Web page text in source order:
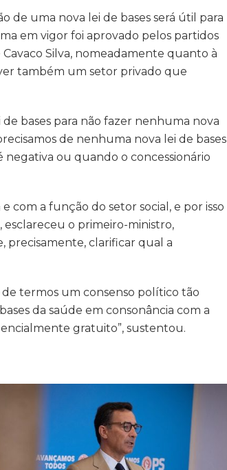
de uma nova lei de bases será útil para
em vigor foi aprovado pelos partidos
Silva, nomeadamente quanto à
também um setor privado que
bases para não fazer nenhuma nova
de nenhuma nova lei de bases
negativa ou quando o concessionário
com a função do setor social, e por isso
o primeiro-ministro,
precisamente, clarificar qual a
termos um consenso político tão
da saúde em consonância com a
gratuito”, sustentou.